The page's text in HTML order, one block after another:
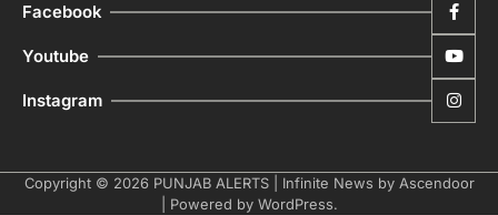
Facebook
Youtube
Instagram
Copyright © 2026 PUNJAB ALERTS| Infinite News by Ascendoor
| Powered by WordPress.